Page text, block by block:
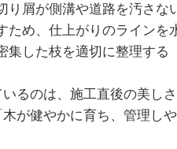
り屑が側溝や道路を汚さな
ため、仕上がりのラインを
集した枝を適切に整理する
るのは、施工直後の美し
が健やかに育ち、管理し